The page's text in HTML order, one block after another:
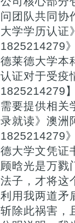
问团队共同协
大学学历认证
1825214279
德莱德大学本
认证对于受疫
1825214279
需要提供相关
录就读》澳洲
1825214279
德大学文凭证
顾晗光是万戮
法子，才将这
利用我两道矛
斩除此祸害，